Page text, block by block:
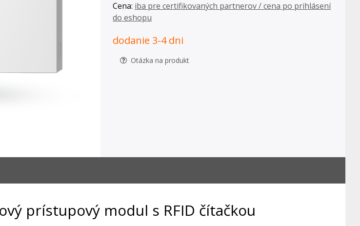
Cena: iba pre certifikovaných partnerov / cena po prihlásení
do eshopu
dodanie 3-4 dni
Otázka na produkt
prístupový modul s RFID čítačkou